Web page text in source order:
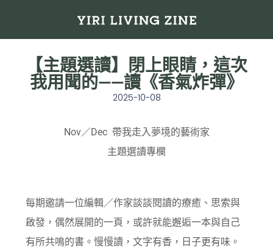
【主題選讀】閉上眼睛，這次
我用聞的——讀《香氣炸彈》
2025-10-08
Nov／Dec 帶我走入夢境的藝術家
主題選讀專欄
每期邀請一位編輯／作家談談閱讀的療癒、思索與
啟發，偶然展開的一頁，或許就能邂逅一本與自己
有所共鳴的書。慢慢讀，文字有香，日子更有味。